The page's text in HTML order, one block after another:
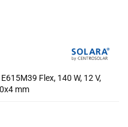
Flex, 140 W, 12 V,
mm